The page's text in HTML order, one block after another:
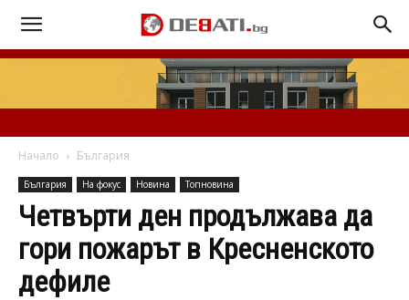
Начало България
България На фокус Новина Топновина
Четвърти ден продължава да
гори пожарът в Кресненското
дефиле